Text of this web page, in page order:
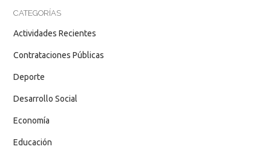
CATEGORÍAS
Actividades Recientes
Contrataciones Públicas
Deporte
Desarrollo Social
Economía
Educación